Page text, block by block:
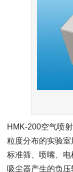
HMK-200空气喷
粒度分布的实验室
标准筛、喷嘴、
吸尘器产生的负